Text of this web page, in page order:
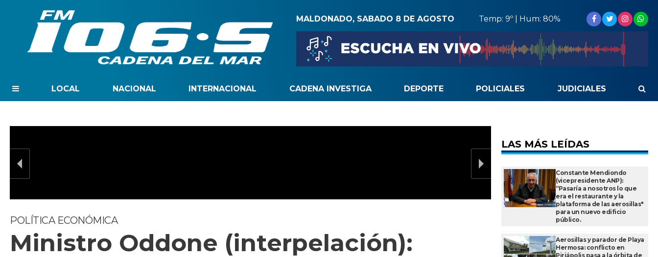
MALDONADO, SABADO 8 DE AGOSTO Temp: 9º | Hum: 80%
LOCAL NACIONAL INTERNACIONAL CADENA INVESTIGA DEPORTE POLICIALES JUDICIALES
POLÍTICA ECONÓMICA
Ministro Oddone (interpelación):
LAS MÁS LEÍDAS
Constante Mendiondo
(vicepresidente ANP):
“Pasaría a nosotros lo que
era el restaurante y la
plataforma de las aerosillas"
para un nuevo edificio
público.
Aerosillas y parador de Playa
Hermosa: conflicto en
Piriápolis pasa a la órbita de